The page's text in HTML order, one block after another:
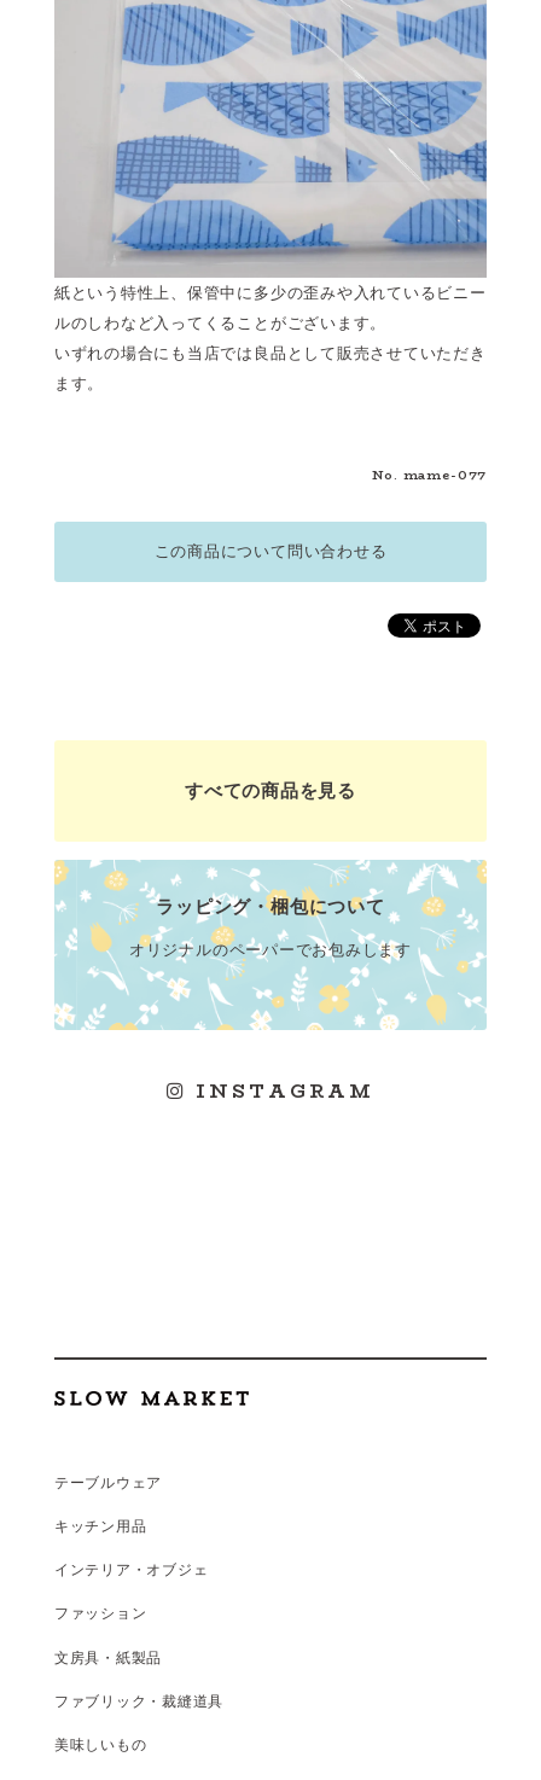
紙という特性上、保管中に多少の歪みや入れているビニー
ルのしわなど入ってくることがございます。
いずれの場合にも当店では良品として販売させていただき
ます。
No. mame-077
この商品について問い合わせる
すべての商品を見る
ラッピング・梱包について
オリジナルのペーパーでお包みします
INSTAGRAM
テーブルウェア
キッチン用品
インテリア・オブジェ
ファッション
文房具・紙製品
ファブリック・裁縫道具
美味しいもの